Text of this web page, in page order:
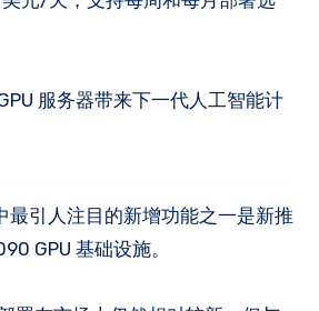
服务器带来下一代人工智能计
引人注目的新增功能之一是新推
GPU 基础设施。